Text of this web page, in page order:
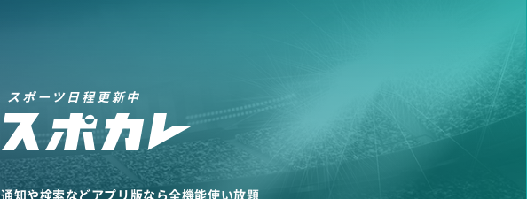
スポーツ日程更新中
通知や検索などアプリ版なら全機能使い放題